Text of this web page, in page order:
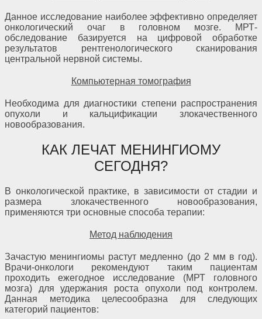
Данное исследование наиболее эффективно определяет
онкологический очаг в головном мозге. МРТ-
обследование базируется на цифровой обработке
результатов рентгенологического сканирования
центральной нервной системы.
Компьютерная томография
Необходима для диагностики степени распространения
опухоли и кальцификации злокачественного
новообразования.
КАК ЛЕЧАТ МЕНИНГИОМУ
СЕГОДНЯ?
В онкологической практике, в зависимости от стадии и
размера злокачественного новообразования,
применяются три основные способа терапии:
Метод наблюдения
Зачастую менингиомы растут медленно (до 2 мм в год).
Врачи-онкологи рекомендуют таким пациентам
проходить ежегодное исследование (МРТ головного
мозга) для удержания роста опухоли под контролем.
Данная методика целесообразна для следующих
категорий пациентов: